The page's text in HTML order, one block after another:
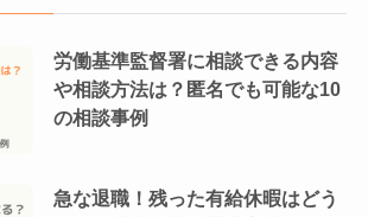
労働基準監督署に相談できる内容
や相談方法は？匿名でも可能な10
の相談事例
急な退職！残った有給休暇はどう